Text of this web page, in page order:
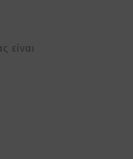
είναι